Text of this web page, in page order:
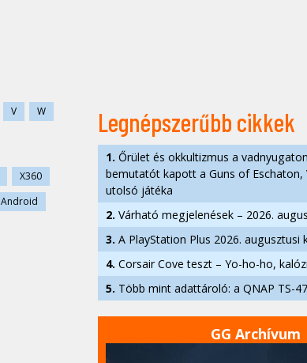
V
W
X360
Android
Legnépszerűbb cikkek
1. Őrület és okkultizmus a
bemutatót kapott a Guns of Eschaton,
utolsó játéka
2. Várható megjelenések – 2026.
3. A PlayStation Plus 2026. augusztusi
4. Corsair Cove teszt – Yo-ho-ho,
5. Több mint adattároló: a QNAP TS-
GG Archívum